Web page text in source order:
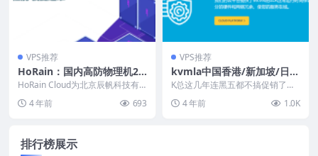
VPS推荐
HoRain：国内高防物理机29
9元/月起，可定制，上海/北
京/天津/江苏镇江/山东枣庄/
浙江嘉兴/绍兴/台州等机房
HoRain Cloud为北京辰帆科技有
企业及高校...
4 年前 693
VPS推荐
kvmla中国香港/新加坡/日本
VPS五折：37.5元/月，支持
支付宝，充500送100
K总这几年连黑五都不搞促销了，
把国人用户最喜欢...
4 年前 1.0K
排行榜展示